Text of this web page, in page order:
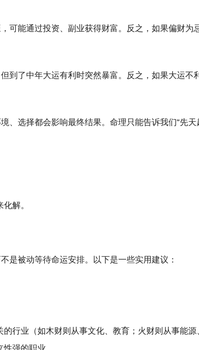
可能通过投资、副业获得财富。反之，如果偏财为
了中年大运有利时突然暴富。反之，如果大运不
、选择都会影响最终结果。命理只能告诉我们“先天
解。
是被动等待命运安排。以下是一些实用建议：
行业（如木财则从事文化、教育；火财则从事能源